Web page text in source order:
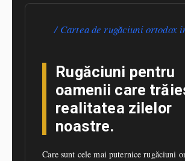
Cartea de rugăciuni ortodox
Rugăciuni pentru
oamenii care
realitatea zilelor
noastre.
Care sunt cele mai puternice rugăciuni